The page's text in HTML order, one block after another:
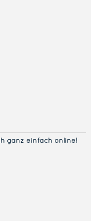
ganz einfach online!